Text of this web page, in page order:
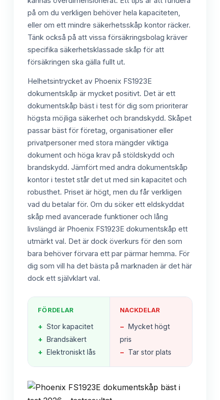
på om du verkligen behöver hela kapaciteten,
eller om ett mindre säkerhetsskåp kontor räcker.
Tänk också på att vissa försäkringsbolag kräver
specifika säkerhetsklassade skåp för att
försäkringen ska gälla fullt ut.
Helhetsintrycket av Phoenix FS1923E
dokumentskåp är mycket positivt. Det är ett
dokumentskåp bäst i test för dig som prioriterar
högsta möjliga säkerhet och brandskydd. Skåpet
passar bäst för företag, organisationer eller
privatpersoner med stora mängder viktiga
dokument och höga krav på stöldskydd och
brandskydd. Jämfört med andra dokumentskåp
kontor i testet står det ut med sin kapacitet och
robusthet. Priset är högt, men du får verkligen
vad du betalar för. Om du söker ett eldskyddat
skåp med avancerade funktioner och lång
livslängd är Phoenix FS1923E dokumentskåp ett
utmärkt val. Det är dock överkurs för den som
bara behöver förvara ett par pärmar hemma. För
dig som vill ha det bästa på marknaden är det här
dock ett självklart val.
FÖRDELAR
+ Stor kapacitet
+ Brandsäkert
+ Elektroniskt lås
NACKDELAR
− Mycket högt
pris
− Tar stor plats